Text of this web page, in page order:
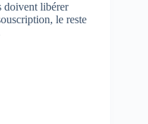
doivent libérer
le reste